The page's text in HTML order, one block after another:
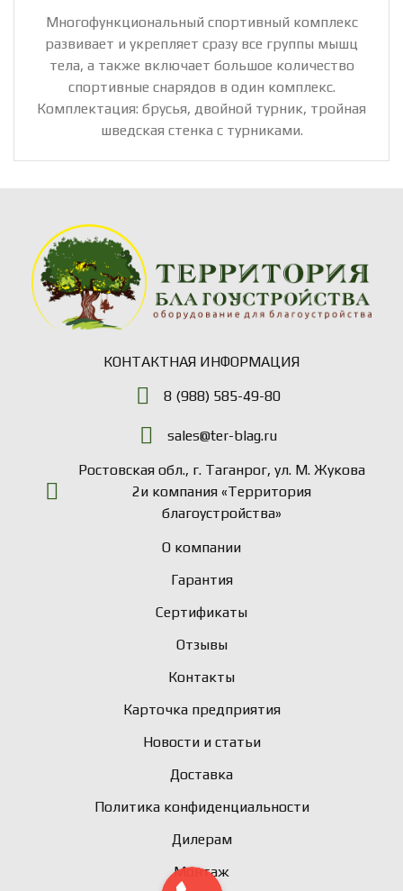
Многофункциональный спортивный комплекс
развивает и укрепляет сразу все группы мышц
тела, а также включает большое количество
спортивные снарядов в один комплекс.
Комплектация: брусья, двойной турник, тройная
шведская стенка с турниками.
КОНТАКТНАЯ ИНФОРМАЦИЯ
8 (988) 585-49-80
sales@ter-blag.ru
Ростовская обл., г. Таганрог, ул. М. Жукова
2и компания «Территория
благоустройства»
О компании
Гарантия
Сертификаты
Отзывы
Контакты
Карточка предприятия
Новости и статьи
Доставка
Политика конфиденциальности
Дилерам
Монтаж